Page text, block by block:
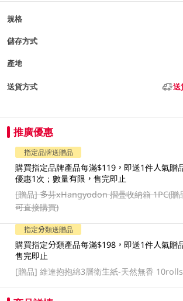
規格
儲存方式
產地
送貨方式 送
推廣優惠
指定品牌送贈品
購買指定品牌產品每滿$119，即送1件人氣贈
優惠1次；數量有限，售完即止
[贈品]多芬xHangyodon 摺疊收納箱 1PC(贈
可直接購買)
指定分類送贈品
購買指定分類產品每滿$198，即送1件人氣贈
售完即止
[贈品]維達抱抱綿3層衛生紙-天然無香 10rolls